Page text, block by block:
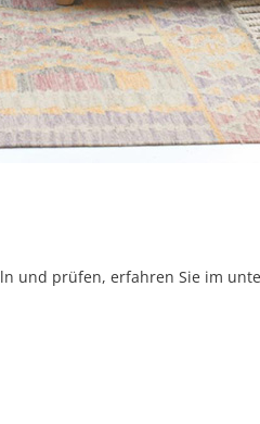
und prüfen, erfahren Sie im